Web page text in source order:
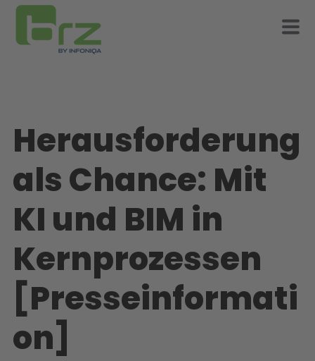
Herausforderung
als Chance: Mit
KI und BIM in
Kernprozessen
[Presseinformati
on]